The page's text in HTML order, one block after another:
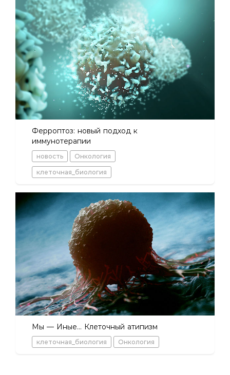
Ферроптоз: новый подход к
иммунотерапии
новость Онкология
клеточная_биология
Мы — Иные... Клеточный атипизм
клеточная_биология Онкология